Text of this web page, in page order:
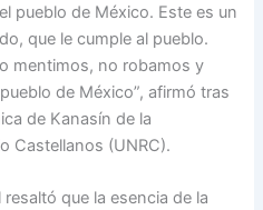
pueblo de México. Este es un
que le cumple al pueblo.
mentimos, no robamos y
de México”, afirmó tras
de Kanasín de la
Castellanos (UNRC).
que la esencia de la